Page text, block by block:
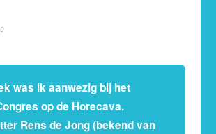
was ik aanwezig bij het
op de Horecava.
Rens de Jong (bekend van